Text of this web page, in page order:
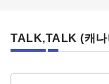
TALK,TALK (캐나